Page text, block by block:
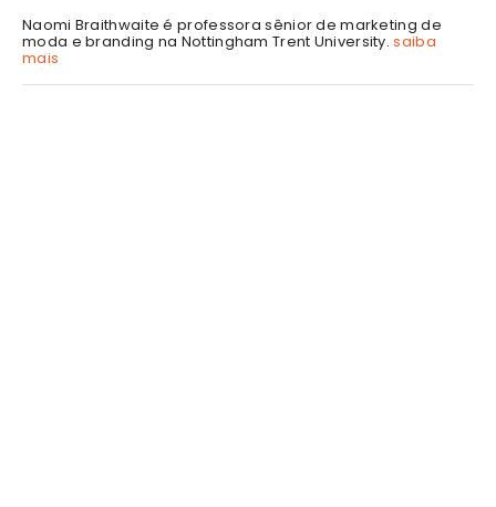
Naomi Braithwaite é professora sênior de marketing de
moda e branding na Nottingham Trent University.saiba
mais